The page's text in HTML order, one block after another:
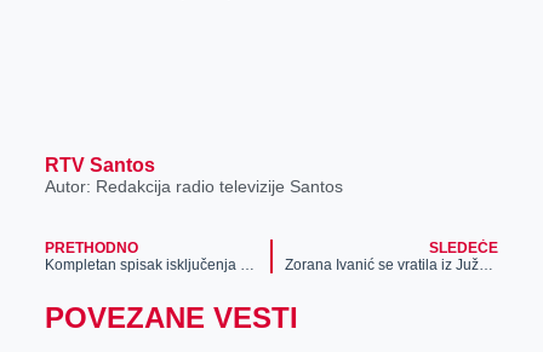
RTV Santos
Autor: Redakcija radio televizije Santos
PRETHODNO
Kompletan spisak isključenja struje, više ulica i kompletno cela sela ostaju bez struje
SLEDEĆE
Zorana Ivanić se vratila iz Južne Koreje (VIDEO)
POVEZANE VESTI